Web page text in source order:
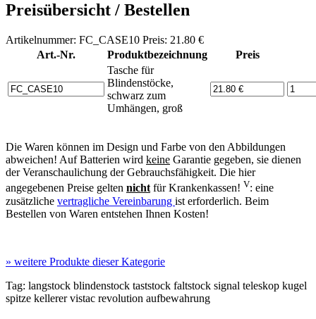
Preisübersicht / Bestellen
Artikelnummer: FC_CASE10 Preis: 21.80 €
Art.-Nr.
Produktbezeichnung
Preis
Tasche für
Blindenstöcke,
schwarz zum
Umhängen, groß
Die Waren können im Design und Farbe von den Abbildungen
abweichen! Auf Batterien wird keine Garantie gegeben, sie dienen
der Veranschaulichung der Gebrauchsfähigkeit. Die hier
angegebenen Preise gelten nichtfür Krankenkassen! V: eine
zusätzliche vertragliche Vereinbarung ist erforderlich. Beim
Bestellen von Waren entstehen Ihnen Kosten!
» weitere Produkte dieser Kategorie
Tag: langstock blindenstock taststock faltstock signal teleskop kugel
spitze kellerervistac revolution aufbewahrung